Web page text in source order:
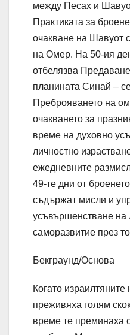
между Песах и
Практиката за
очакване на Шавуот
на Омер. На 50-ия
отбелязва
планината Синай –
Преброяването на
очакването за
време на духовно
личностно
ежедневните
49-те дни от
съдържат мисли и
усъвършенстване на
саморазвитие през
Бекграунд/Основа
Когато израилтяните
преживяха голям
време те преминаха